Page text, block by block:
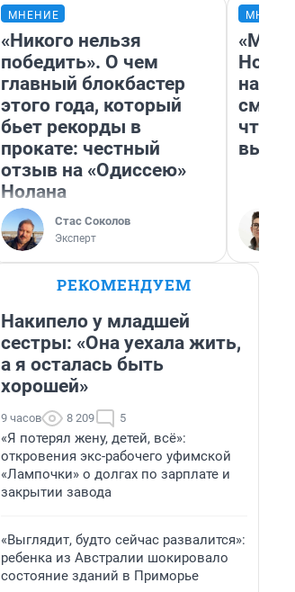
МНЕНИЕ
«Никого нельзя
победить». О чем
главный блокбастер
этого года, который
бьет рекорды в
прокате: честный
отзыв на «Одиссею»
Нолана
Стас Соколов
Эксперт
«Мы
РЕКОМЕНДУЕМ
Накипело у младшей
сестры: «Она уехала жить,
а я осталась быть
хорошей»
9 часов 8 209 5
«Я потерял жену, детей, всё»:
откровения экс-рабочего уфимской
«Лампочки» о долгах по зарплате и
закрытии завода
«Выглядит, будто сейчас развалится»:
ребенка из Австралии шокировало
состояние зданий в Приморье